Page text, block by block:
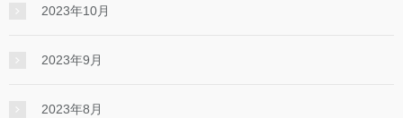
2023年10月
2023年9月
2023年8月